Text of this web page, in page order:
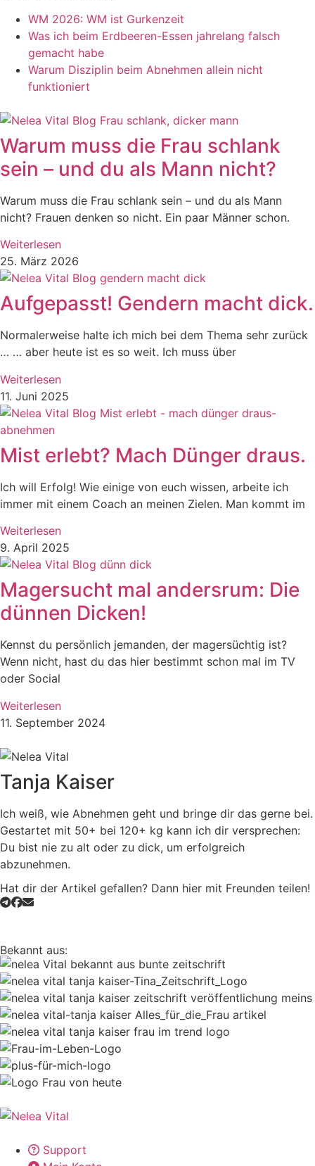
WM 2026: WM ist Gurkenzeit
Was ich beim Erdbeeren-Essen jahrelang falsch
gemacht habe
Warum Disziplin beim Abnehmen allein nicht
funktioniert
Warum muss die Frau schlank
sein – und du als Mann nicht?
Warum muss die Frau schlank sein – und du als Mann
nicht? Frauen denken so nicht. Ein paar Männer schon.
Weiterlesen
25. März 2026
Aufgepasst! Gendern macht dick.
Normalerweise halte ich mich bei dem Thema sehr zurück
… … aber heute ist es so weit. Ich muss über
Weiterlesen
11. Juni 2025
Mist erlebt? Mach Dünger draus.
Ich will Erfolg! Wie einige von euch wissen, arbeite ich
immer mit einem Coach an meinen Zielen. Man kommt im
Weiterlesen
9. April 2025
Magersucht mal andersrum: Die
dünnen Dicken!
Kennst du persönlich jemanden, der magersüchtig ist?
Wenn nicht, hast du das hier bestimmt schon mal im TV
oder Social
Weiterlesen
11. September 2024
Tanja Kaiser
Ich weiß, wie Abnehmen geht und bringe dir das gerne bei.
Gestartet mit 50+ bei 120+ kg kann ich dir versprechen:
Du bist nie zu alt oder zu dick, um erfolgreich
abzunehmen.
Hat dir der Artikel gefallen? Dann hier mit Freunden teilen!
Bekannt aus:
Support